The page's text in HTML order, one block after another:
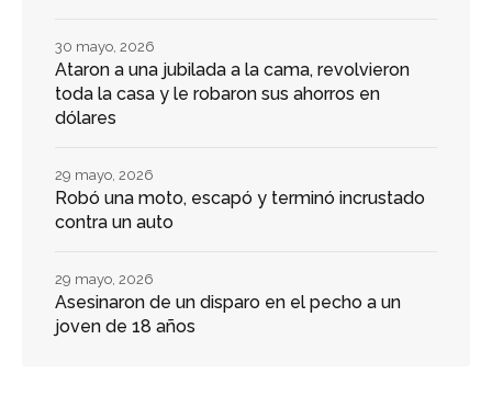
Ataron a una jubilada a la cama, revolvieron
toda la casa y le robaron sus ahorros en
dólares
30 mayo, 2026
Robó una moto, escapó y terminó incrustado
contra un auto
29 mayo, 2026
Asesinaron de un disparo en el pecho a un
joven de 18 años
29 mayo, 2026